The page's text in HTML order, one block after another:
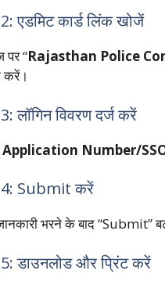
एडमिट कार्ड लिंक खोजें
पर “Rajasthan Police
करें।
लॉगिन विवरण दर्ज करें
Application Number/
Submit करें
भरने के बाद “Submit”
डाउनलोड और प्रिंट करें